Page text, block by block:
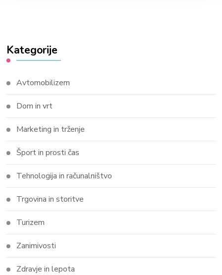
Kategorije
Avtomobilizem
Dom in vrt
Marketing in trženje
Šport in prosti čas
Tehnologija in računalništvo
Trgovina in storitve
Turizem
Zanimivosti
Zdravje in lepota